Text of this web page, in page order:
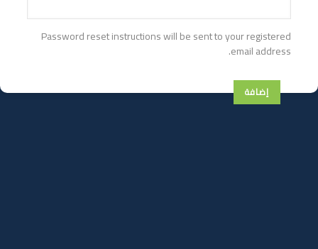
Password reset instructions will be sent to your registered
email address.